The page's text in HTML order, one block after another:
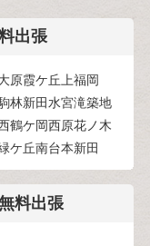
出張
原霞ケ丘上福岡
林新田水宮滝築地
鶴ケ岡西原花ノ木
ケ丘南台本新田
料出張